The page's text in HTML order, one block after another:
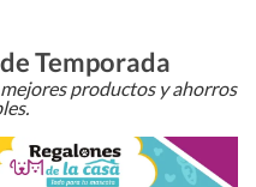
Temporada
productos y ahorros